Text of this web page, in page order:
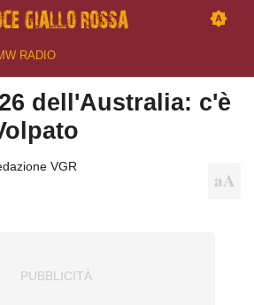
RADIO
dell'Australia: c'è
VGR